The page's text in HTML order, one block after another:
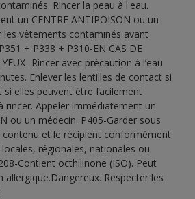
Rincer la peau à l'eau.
un CENTRE ANTIPOISON ou un
les vêtements contaminés avant
+ P338 + P310-EN CAS DE
Rincer avec précaution à l’eau
Enlever les lentilles de contact si
elles peuvent être facilement
rincer. Appeler immédiatement un
ou un médecin. P405-Garder sous
contenu et le récipient conformément
régionales, nationales ou
Contient octhilinone (ISO). Peut
allergique.Dangereux. Respecter les